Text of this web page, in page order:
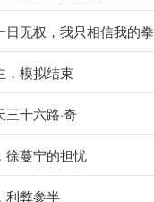
日无权，我只相信我的拳
，模拟结束
十六路·奇
徐蔓宁的担忧
利弊参半